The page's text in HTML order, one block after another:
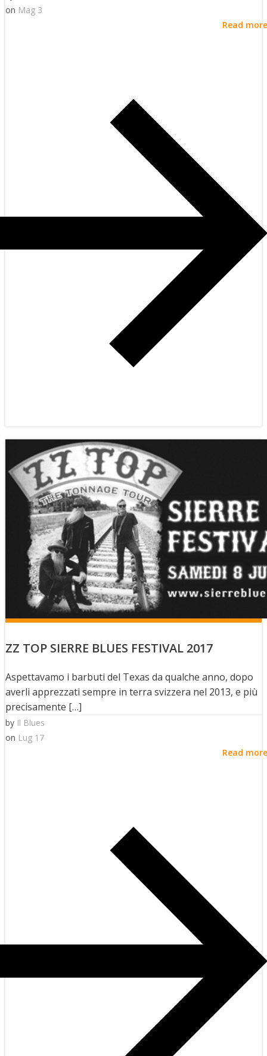
on Mag 3
Read more
ZZ TOP SIERRE BLUES FESTIVAL 2017
Aspettavamo i barbuti del Texas da qualche anno, dopo
averli apprezzati sempre in terra svizzera nel 2013, e più
precisamente […]
by Il Blues
on Lug 17
Read more